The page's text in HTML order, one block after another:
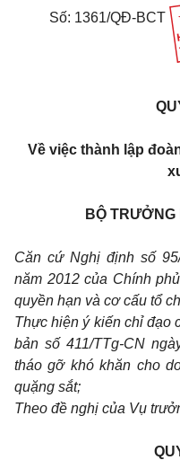
Số: 1361/QĐ-BCT
Về việc thành lập
BỘ
Căn cứ Nghị định số
năm 2012 của Chính
quyền hạn và cơ cấu tổ
Thực hiện ý kiến chỉ đạo
bản số 411/TTg-CN
tháo gỡ khó khăn cho
quặng sắt;
Theo đề nghị của Vụ